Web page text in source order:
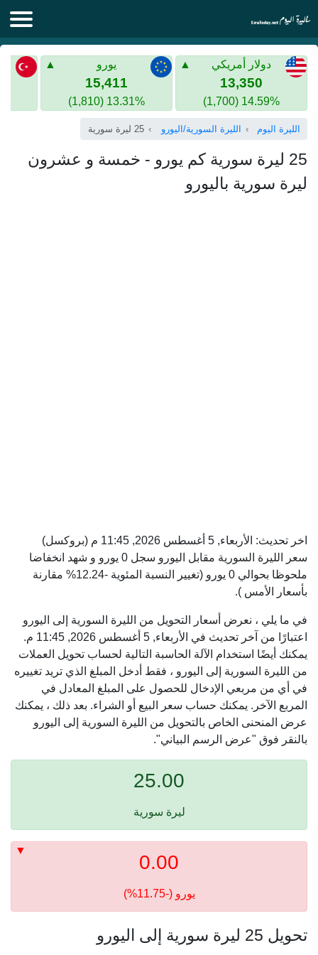
الليرة اليوم
الليرة السورية
الذهب في سوريا
الليرة التركية
الليرة التركية
الذهب في تركيا
اليورو الى الليرة التركية
دولار أمريكي
13,350
14.59% (1,700)
يورو
15,411
13.31% (1,810)
الليرة اليوم الليرة السورية/اليورو 25 ليرة سورية
25 ليرة سورية كم يورو - خمسة و عشرون
ليرة سورية باليورو
اخر تحديث: الأربعاء, 5 أغسطس 2026, 11:45 م
(بروكسل)
سعر الليرة السورية مقابل اليورو سجل 0 يورو و شهد انخفاضا
ملحوظا بحوالي 0 يورو (تغيير النسبة المئوية -12.24% مقارنة
بأسعار الأمس ).
في ما يلي ، نعرض أسعار التحويل من الليرة السورية إلى اليورو
اعتبارًا من آخر تحديث في الأربعاء, 5 أغسطس 2026, 11:45 م.
يمكنك أيضًا استخدام الآلة الحاسبة التالية لحساب تحويل العملات
من الليرة السورية إلى اليورو ، فقط أدخل المبلغ الذي تريد تغييره
في أي من مربعي الإدخال للحصول على المبلغ المعادل في
المربع الآخر. يمكنك حساب سعر البيع أو الشراء. بعد ذلك ، يمكنك
عرض المنحنى الخاص بالتحويل من الليرة السورية إلى اليورو
بالنقر فوق "عرض الرسم البياني".
25.00
ليرة سورية
0.00
يورو (-11.75%)
تحويل 25 ليرة سورية إلى اليورو